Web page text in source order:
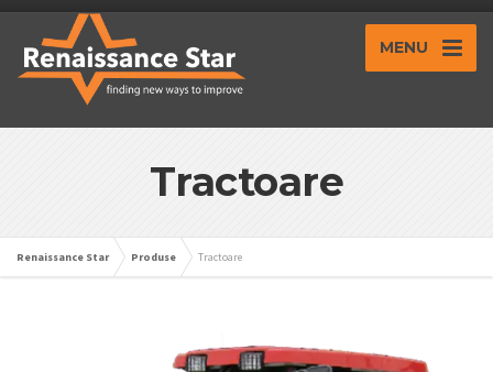
MENU
Tractoare
Renaissance Star Produse Tractoare